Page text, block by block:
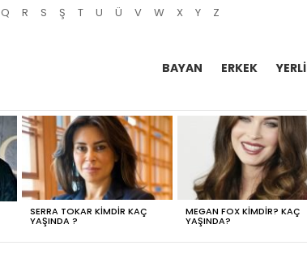
Q R S Ş T U Ü V W X Y Z
BAYAN ERKEK YERLI
SERRA TOKAR KIMDIR KAÇ
YAŞINDA ?
MEGAN FOX KIMDIR? KAÇ
YAŞINDA?